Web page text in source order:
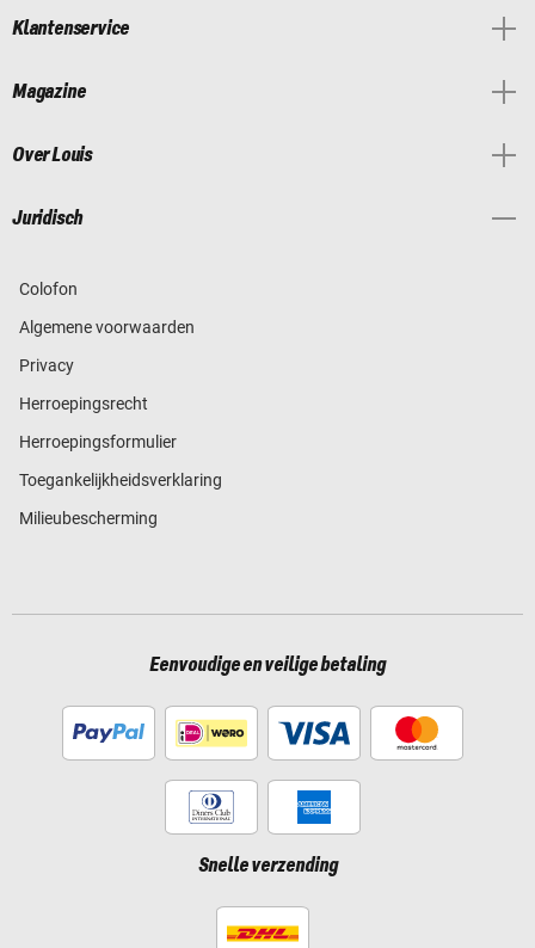
Klantenservice
Magazine
Over Louis
Juridisch
Colofon
Algemene voorwaarden
Privacy
Herroepingsrecht
Herroepingsformulier
Toegankelijkheidsverklaring
Milieubescherming
Eenvoudige en veilige betaling
Snelle verzending